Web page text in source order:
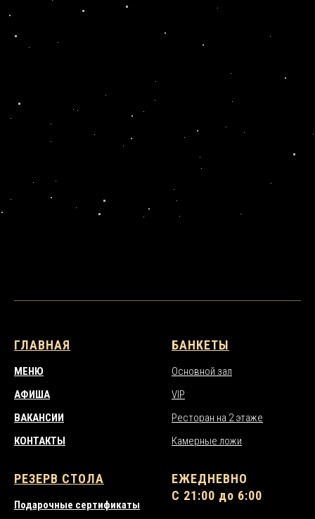
ГЛАВНАЯ
МЕНЮ
АФИША
ВАКАНСИИ
КОНТАКТЫ
БАНКЕТЫ
Основной зал
VIP
Ресторан на 2 этаже
Камерные ложи
РЕЗЕРВ СТОЛА
Подарочные сертификаты
ЕЖЕДНЕВНО
С 21:00 до 6:00